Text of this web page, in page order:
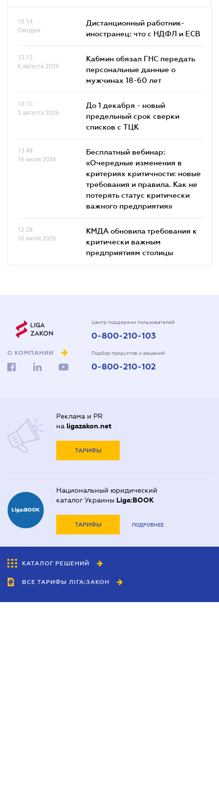
10.14
Сегодня
Дистанционный работник-
иностранец: что с НДФЛ и ЕСВ
12.12
6 августа 2026
Кабмин обязал ГНС передать
персональные данные о
мужчинах 18-60 лет
10.10
5 августа 2026
До 1 декабря - новый
предельный срок сверки
списков c ТЦК
13.48
16 июля 2026
Бесплатный вебинар:
«Очередные изменения в
критериях критичности: новые
требования и правила. Как не
потерять статус критически
важного предприятия»
12.28
16 июля 2026
КМДА обновила требования к
критически важным
предприятиям столицы
О КОМПАНИИ
Центр поддержки пользователей
0-800-210-103
Подбор продуктов и решений
0-800-210-102
Реклама и PR
на ligazakon.net
ТАРИФЫ
Национальный юридический
каталог Украины Liga:BOOK
ТАРИФЫ ПОДРОБНЕЕ
КАТАЛОГ РЕШЕНИЙ
ВСЕ ТАРИФЫ ЛІГА:ЗАКОН